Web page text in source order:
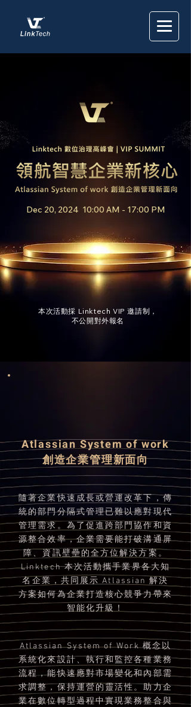
Dec 20, 2024 10:00 AM - 17:00 PM
​本次活動採 Linktech VIP 邀請制，
不公開對外報名
Atlassian System of work
創造企業管理新面向
隨著企業快速成長或營運改革下，傳
統的部門分隔式管理已難以應對現代
管理需求。為了促進跨部門協作和資
源整合效率，企業需要能打破溝通屏
障、資訊壁壘的全方位解決方案。
Linktech 本次活動攜手業界各大知
名企業，共同展示 Atlassian 解決
方案如何為企業打造核心競爭力帶來
智能化升級！
Atlassian System of Work 概念以
系統化來設計、執行和監控各種業務
流程，能快速應對市場變化和內部需
求調整，保持運營的靈活性。助力企
業在數位轉型過程中實現業務整合與